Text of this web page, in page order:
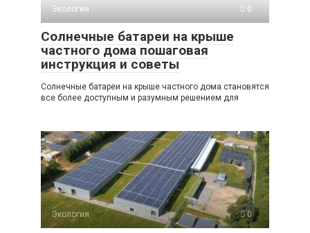
Экология
0
Солнечные батареи на крыше
частного дома пошаговая
инструкция и советы
Солнечные батареи на крыше частного дома становятся
все более доступным и разумным решением для
Экология 0